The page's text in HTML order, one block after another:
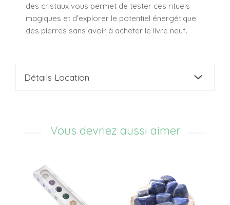
des cristaux vous permet de tester ces rituels
magiques et d’explorer le potentiel énergétique
des pierres sans avoir à acheter le livre neuf.
Détails Location
Vous devriez aussi aimer